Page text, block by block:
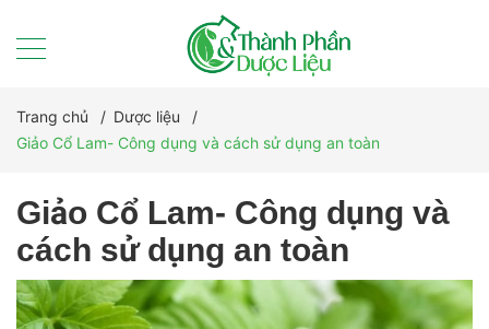
Trang chủ / Dược liệu
/
Giảo Cổ Lam- Công dụng và cách sử dụng an toàn
Giảo Cổ Lam- Công dụng và
cách sử dụng an toàn